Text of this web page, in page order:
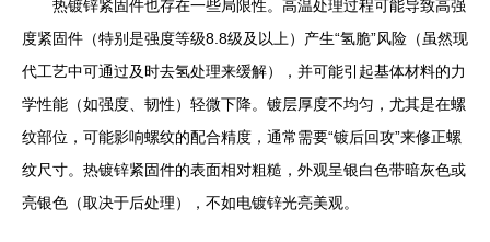
热镀锌紧固件也存在一些局限性。高温处理过程可能导致高强
度紧固件（特别是强度等级8.8级及以上）产生“氢脆”风险（虽然现
代工艺中可通过及时去氢处理来缓解），并可能引起基体材料的力
学性能（如强度、韧性）轻微下降。镀层厚度不均匀，尤其是在螺
纹部位，可能影响螺纹的配合精度，通常需要“镀后回攻”来修正螺
纹尺寸。热镀锌紧固件的表面相对粗糙，外观呈银白色带暗灰色或
亮银色（取决于后处理），不如电镀锌光亮美观。